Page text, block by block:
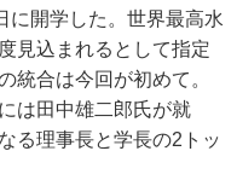
に開学した。世界最高水
見込まれるとして指定
統合は今回が初めて。
は田中雄二郎氏が就
る理事長と学長の2トッ